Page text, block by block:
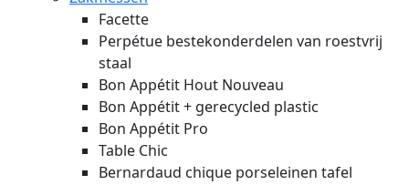
Facette
Perpétue bestekonderdelen van roestvrij
staal
Bon Appétit Hout Nouveau
Bon Appétit + gerecycled plastic
Bon Appétit Pro
Table Chic
Bernardaud chique porseleinen tafel